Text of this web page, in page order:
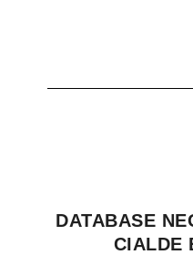
DATABASE
CIALDE